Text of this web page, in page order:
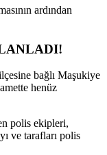
ardından
bağlı Maşukiye
henüz
polis ekipleri,
ve tarafları polis